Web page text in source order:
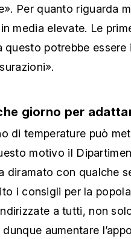
Per quanto riguarda
media elevate. Le
questo potrebbe essere
giorno per
di temperature può
motivo il
diramato con qualche
i consigli per la
a tutti, non
aumentare